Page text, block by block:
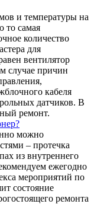
и температуры на
то самая
количество
для
вентилятор
случае причин
кабеля
датчиков. В
ремонт.
можно
– протечка
из внутреннего
ежегодно
мероприятий по
состояние
ремонта